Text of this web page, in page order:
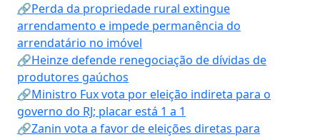
🔗Perda da propriedade rural extingue
arrendamento e impede permanência do
arrendatário no imóvel
🔗Heinze defende renegociação de dívidas de
produtores gaúchos
🔗Ministro Fux vota por eleição indireta para o
governo do RJ; placar está 1 a 1
🔗Zanin vota a favor de eleições diretas para